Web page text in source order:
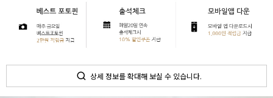
상세 정보를 확대해 보실 수 있습니다.